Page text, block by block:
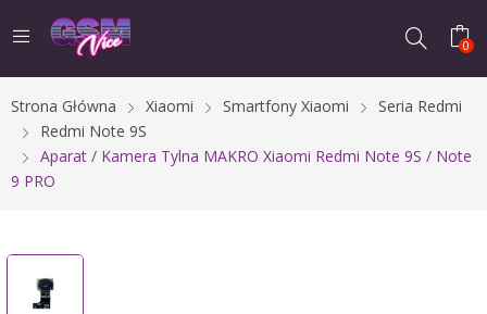
0
Strona Główna Xiaomi Smartfony Xiaomi
Seria Redmi
Redmi Note 9S
Aparat / Kamera Tylna MAKRO Xiaomi Redmi Note 9S / Note
9 PRO